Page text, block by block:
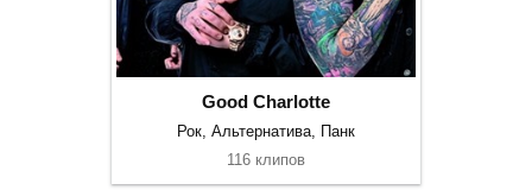
Good Charlotte
Рок, Альтернатива, Панк
116 клипов